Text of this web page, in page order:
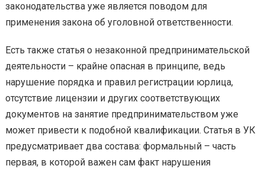
законодательства уже является поводом для
применения закона об уголовной ответственности.
Есть также статья о незаконной предпринимательской
деятельности – крайне опасная в принципе, ведь
нарушение порядка и правил регистрации юрлица,
отсутствие лицензии и других соответствующих
документов на занятие предпринимательством уже
может привести к подобной квалификации. Статья в УК
предусматривает два состава: формальный – часть
первая, в которой важен сам факт нарушения